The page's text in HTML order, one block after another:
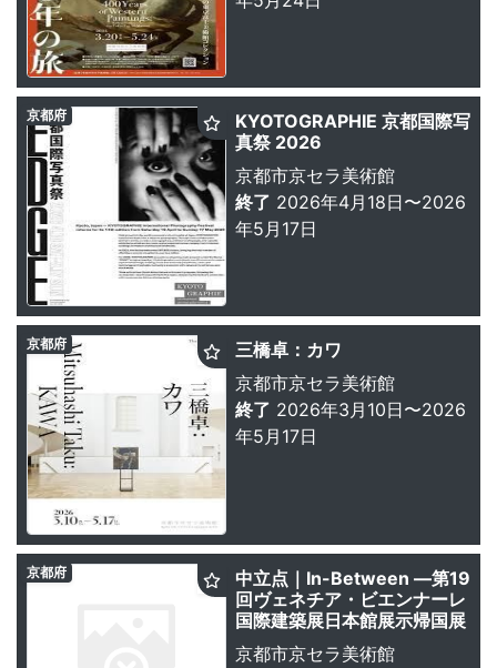
KYOTOGRAPHIE 京都国際写
真祭 2026
京都市京セラ美術館
終了 2026年4月18日〜2026
年5月17日
京都府
三橋卓：カワ
京都市京セラ美術館
終了 2026年3月10日〜2026
年5月17日
京都府
中立点｜In-Between ―第19
回ヴェネチア・ビエンナーレ
国際建築展日本館展示帰国展
京都市京セラ美術館
京都府